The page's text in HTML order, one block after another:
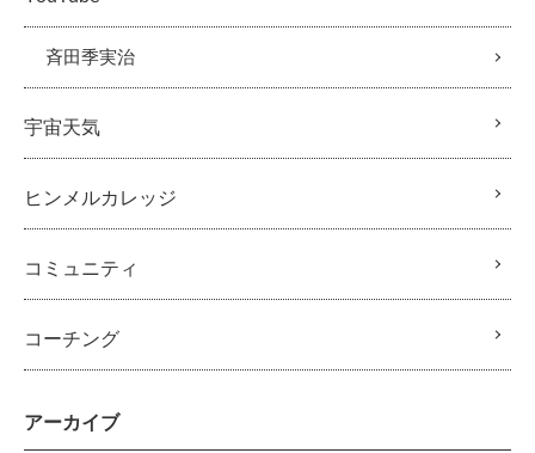
斉田季実治
宇宙天気
ヒンメルカレッジ
コミュニティ
コーチング
アーカイブ